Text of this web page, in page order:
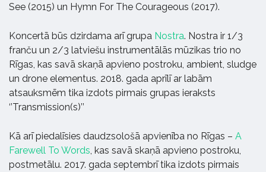
See (2015) un Hymn For The Courageous (2017).
Koncertā būs dzirdama arī grupa Nostra. Nostra ir 1/3
franču un 2/3 latviešu instrumentālās mūzikas trio no
Rīgas, kas savā skaņā apvieno postroku, ambient, sludge
un drone elementus. 2018. gada aprīlī ar labām
atsauksmēm tika izdots pirmais grupas ieraksts
‘’Transmission(s)’’
Kā arī piedalīsies daudzsološā apvienība no Rīgas – A
Farewell To Words , kas savā skaņā apvieno postroku,
postmetālu. 2017. gada septembrī tika izdots pirmais